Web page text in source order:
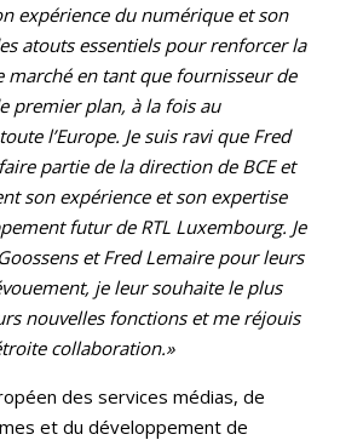
expérience du numérique et son
atouts essentiels pour renforcer la
marché en tant que fournisseur de
premier plan, à la fois au
l’Europe. Je suis ravi que Fred
partie de la direction de BCE et
son expérience et son expertise
futur de RTL Luxembourg. Je
et Fred Lemaire pour leurs
je leur souhaite le plus
nouvelles fonctions et me réjouis
collaboration.»
des services médias, de
et du développement de